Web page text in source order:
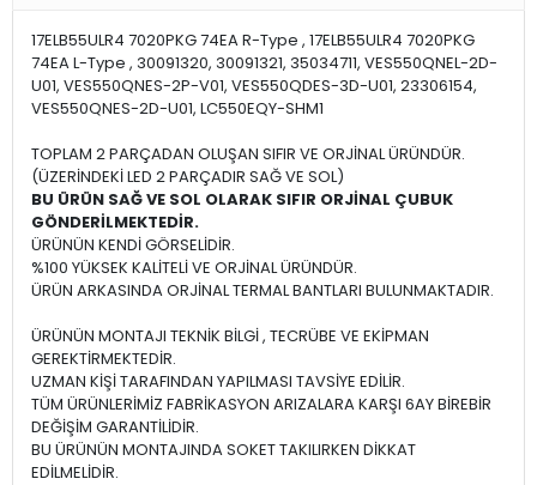
17ELB55ULR4 7020PKG 74EA R-Type , 17ELB55ULR4 7020PKG
74EA L-Type , 30091320, 30091321, 35034711, VES550QNEL-2D-
U01, VES550QNES-2P-V01, VES550QDES-3D-U01, 23306154,
VES550QNES-2D-U01, LC550EQY-SHM1
TOPLAM 2 PARÇADAN OLUŞAN SIFIR VE ORJİNAL ÜRÜNDÜR.
(ÜZERİNDEKİ LED 2 PARÇADIR SAĞ VE SOL)
BU ÜRÜN SAĞ VE SOL OLARAK SIFIR ORJİNAL ÇUBUK
GÖNDERİLMEKTEDİR.
ÜRÜNÜN KENDİ GÖRSELİDİR.
%100 YÜKSEK KALİTELİ VE ORJİNAL ÜRÜNDÜR.
ÜRÜN ARKASINDA ORJİNAL TERMAL BANTLARI BULUNMAKTADIR.
ÜRÜNÜN MONTAJI TEKNİK BİLGİ , TECRÜBE VE EKİPMAN
GEREKTİRMEKTEDİR.
UZMAN KİŞİ TARAFINDAN YAPILMASI TAVSİYE EDİLİR.
TÜM ÜRÜNLERİMİZ FABRİKASYON ARIZALARA KARŞI 6AY BİREBİR
DEĞİŞİM GARANTİLİDİR.
BU ÜRÜNÜN MONTAJINDA SOKET TAKILIRKEN DİKKAT
EDİLMELİDİR.